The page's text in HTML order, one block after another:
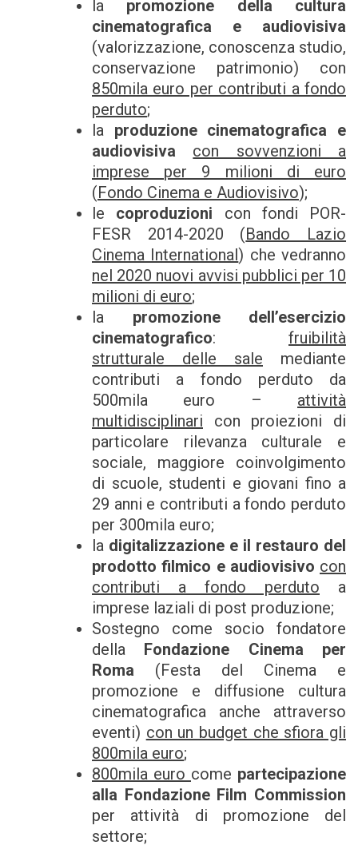
la promozione della cultura
cinematografica e audiovisiva
(valorizzazione, conoscenza studio,
conservazione patrimonio) con
850mila euro per contributi a fondo
perduto;
la produzione cinematografica e
audiovisiva con sovvenzioni a
imprese per 9 milioni di euro
(Fondo Cinema e Audiovisivo);
le coproduzioni con fondi POR-
FESR 2014-2020 (Bando Lazio
Cinema International) che vedranno
nel 2020 nuovi avvisi pubblici per 10
milioni di euro;
la promozione dell’esercizio
cinematografico: fruibilità
strutturale delle sale mediante
contributi a fondo perduto da
500mila euro – attività
multidisciplinari con proiezioni di
particolare rilevanza culturale e
sociale, maggiore coinvolgimento
di scuole, studenti e giovani fino a
29 anni e contributi a fondo perduto
per 300mila euro;
la digitalizzazione e il restauro del
prodotto filmico e audiovisivo con
contributi a fondo perduto a
imprese laziali di post produzione;
Sostegno come socio fondatore
della Fondazione Cinema per
Roma (Festa del Cinema e
promozione e diffusione cultura
cinematografica anche attraverso
eventi) con un budget che sfiora gli
800mila euro;
800mila euro come partecipazione
alla Fondazione Film Commission
per attività di promozione del
settore;